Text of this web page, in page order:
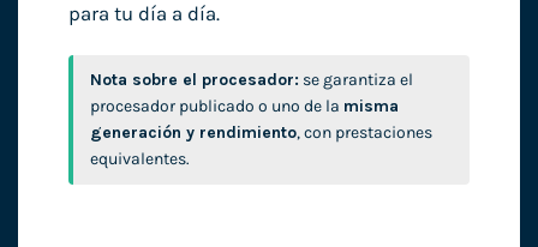
para tu día a día.
Nota sobre el procesador: se garantiza el
procesador publicado o uno de la misma
generación y rendimiento, con prestaciones
equivalentes.